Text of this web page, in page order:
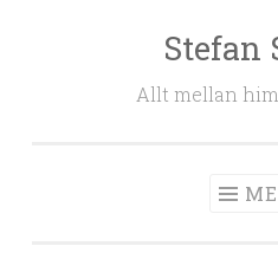
Stefan
Allt mellan